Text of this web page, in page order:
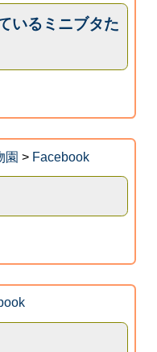
いるミニブタた
園 > Facebook